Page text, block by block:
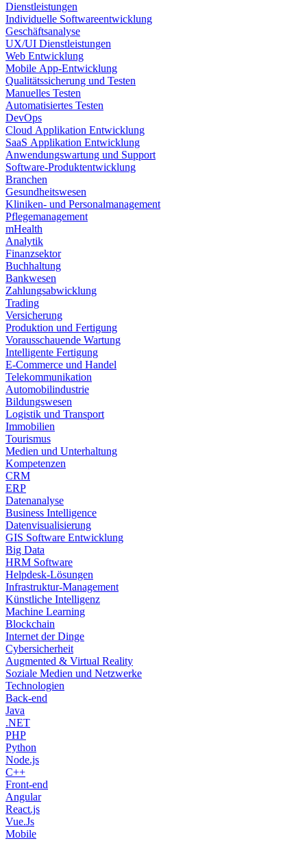
Dienstleistungen
Individuelle Softwareentwicklung
Geschäftsanalyse
UX/UI Dienstleistungen
Web Entwicklung
Mobile App-Entwicklung
Qualitätssicherung und Testen
Manuelles Testen
Automatisiertes Testen
DevOps
Cloud Applikation Entwicklung
SaaS Applikation Entwicklung
Anwendungswartung und Support
Software-Produktentwicklung
Branchen
Gesundheitswesen
Kliniken- und Personalmanagement
Pflegemanagement
mHealth
Analytik
Finanzsektor
Buchhaltung
Bankwesen
Zahlungsabwicklung
Trading
Versicherung
Produktion und Fertigung
Vorausschauende Wartung
Intelligente Fertigung
E-Commerce und Handel
Telekommunikation
Automobilindustrie
Bildungswesen
Logistik und Transport
Immobilien
Tourismus
Medien und Unterhaltung
Kompetenzen
CRM
ERP
Datenanalyse
Business Intelligence
Datenvisualisierung
GIS Software Entwicklung
Big Data
HRM Software
Helpdesk-Lösungen
Infrastruktur-Management
Künstliche Intelligenz
Machine Learning
Blockchain
Internet der Dinge
Cybersicherheit
Augmented & Virtual Reality
Soziale Medien und Netzwerke
Technologien
Back-end
Java
.NET
PHP
Python
Node.js
C++
Front-end
Angular
React.js
Vue.Js
Mobile